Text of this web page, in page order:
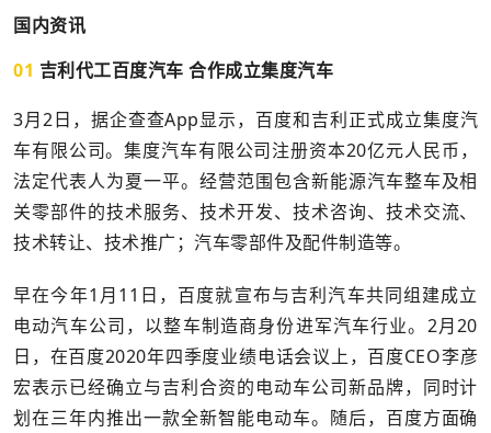
国内资讯
01 吉利代工百度汽车 合作成立集度汽车
3月2日，据企查查App显示，百度和吉利正式成立集度汽
车有限公司。集度汽车有限公司注册资本20亿元人民币，
法定代表人为夏一平。经营范围包含新能源汽车整车及相
关零部件的技术服务、技术开发、技术咨询、技术交流、
技术转让、技术推广；汽车零部件及配件制造等。
早在今年1月11日，百度就宣布与吉利汽车共同组建成立
电动汽车公司，以整车制造商身份进军汽车行业。2月20
日，在百度2020年四季度业绩电话会议上，百度CEO李彦
宏表示已经确立与吉利合资的电动车公司新品牌，同时计
划在三年内推出一款全新智能电动车。随后，百度方面确